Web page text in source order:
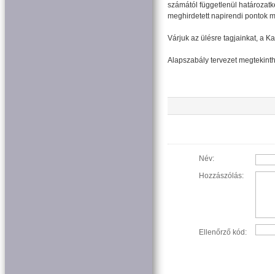
számától függetlenül
meghirdetett napirendi pontok
Várjuk az ülésre tagjainkat, a
Alapszabály tervezet
Név:
Hozzászólás:
Ellenőrző kód: